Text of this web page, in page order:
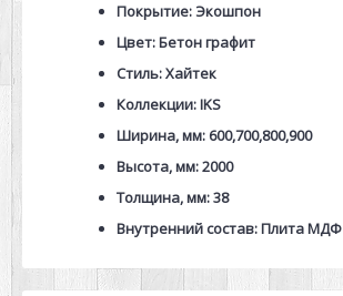
Покрытие: Экошпон
Цвет: Бетон графит
Стиль: Хайтек
Коллекции: IKS
Ширина, мм: 600,700,800,900
Высота, мм: 2000
Толщина, мм: 38
Внутренний состав: Плита МДФ